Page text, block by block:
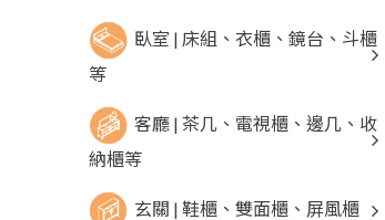
臥室 | 床組、衣櫃、鏡台、斗櫃
等
客廳 | 茶几、電視櫃、邊几、收
納櫃等
玄關 | 鞋櫃、雙面櫃、屏風櫃